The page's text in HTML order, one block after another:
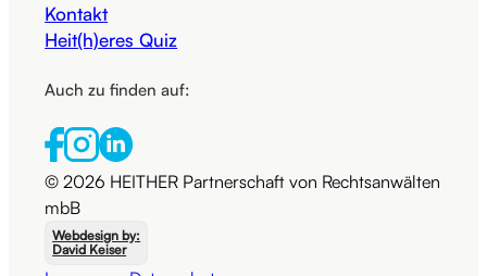
Kontakt
Heit(h)eres Quiz
Auch zu finden auf:
© 2026 HEITHER Partnerschaft von Rechtsanwälten
mbB
Webdesign by:
David Keiser